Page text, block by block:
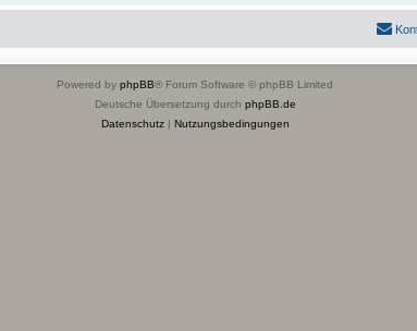
Powered by phpBB® Forum Software © phpBB Limited
Deutsche Übersetzung durch phpBB.de
Datenschutz| Nutzungsbedingungen